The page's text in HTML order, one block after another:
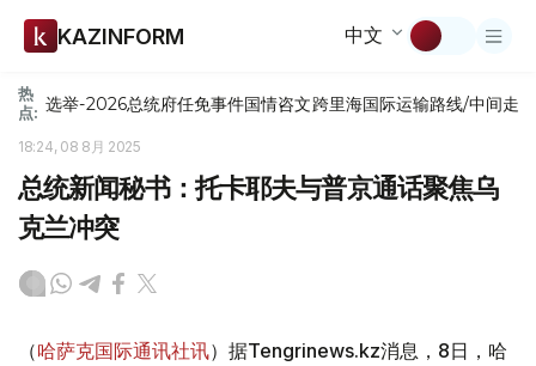
KAZINFORM 中文
热
点: 选举-2026总统府任免事件国情咨文跨里海国际运输路线/中间走廊
18:24, 08 8月 2025
总统新闻秘书：托卡耶夫与普京通话聚焦乌
克兰冲突
（哈萨克国际通讯社讯）据Tengrinews.kz消息，8日，哈